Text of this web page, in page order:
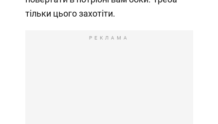
тільки цього захотіти.
РЕКЛАМА